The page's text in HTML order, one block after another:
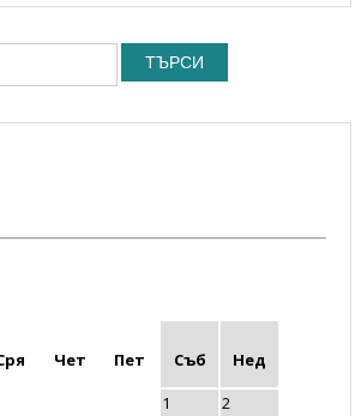
ТЪРСИ
Чет Пет Съб
Нед
1
2